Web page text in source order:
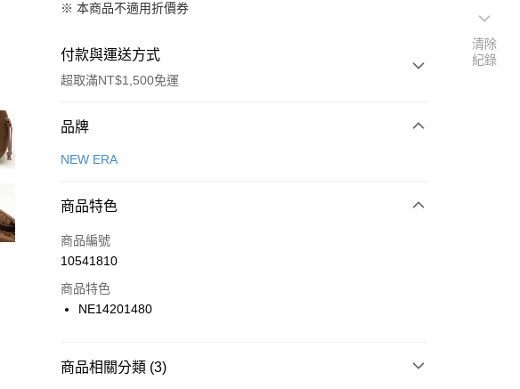
※ 本商品不適用折價券
付款與運送方式
超取滿NT$1,500免運
付款方式
信用卡一次付款
合作金庫商業銀行
華南商業銀行
上海商業儲蓄銀行
國泰世華商業銀行
聯邦商業銀行
LINE Pay
Apple Pay
品牌
NEW ERA
商品特色
商品編號
10541810
商品特色
NE14201480
商品相關分類 (3)
清除
紀錄